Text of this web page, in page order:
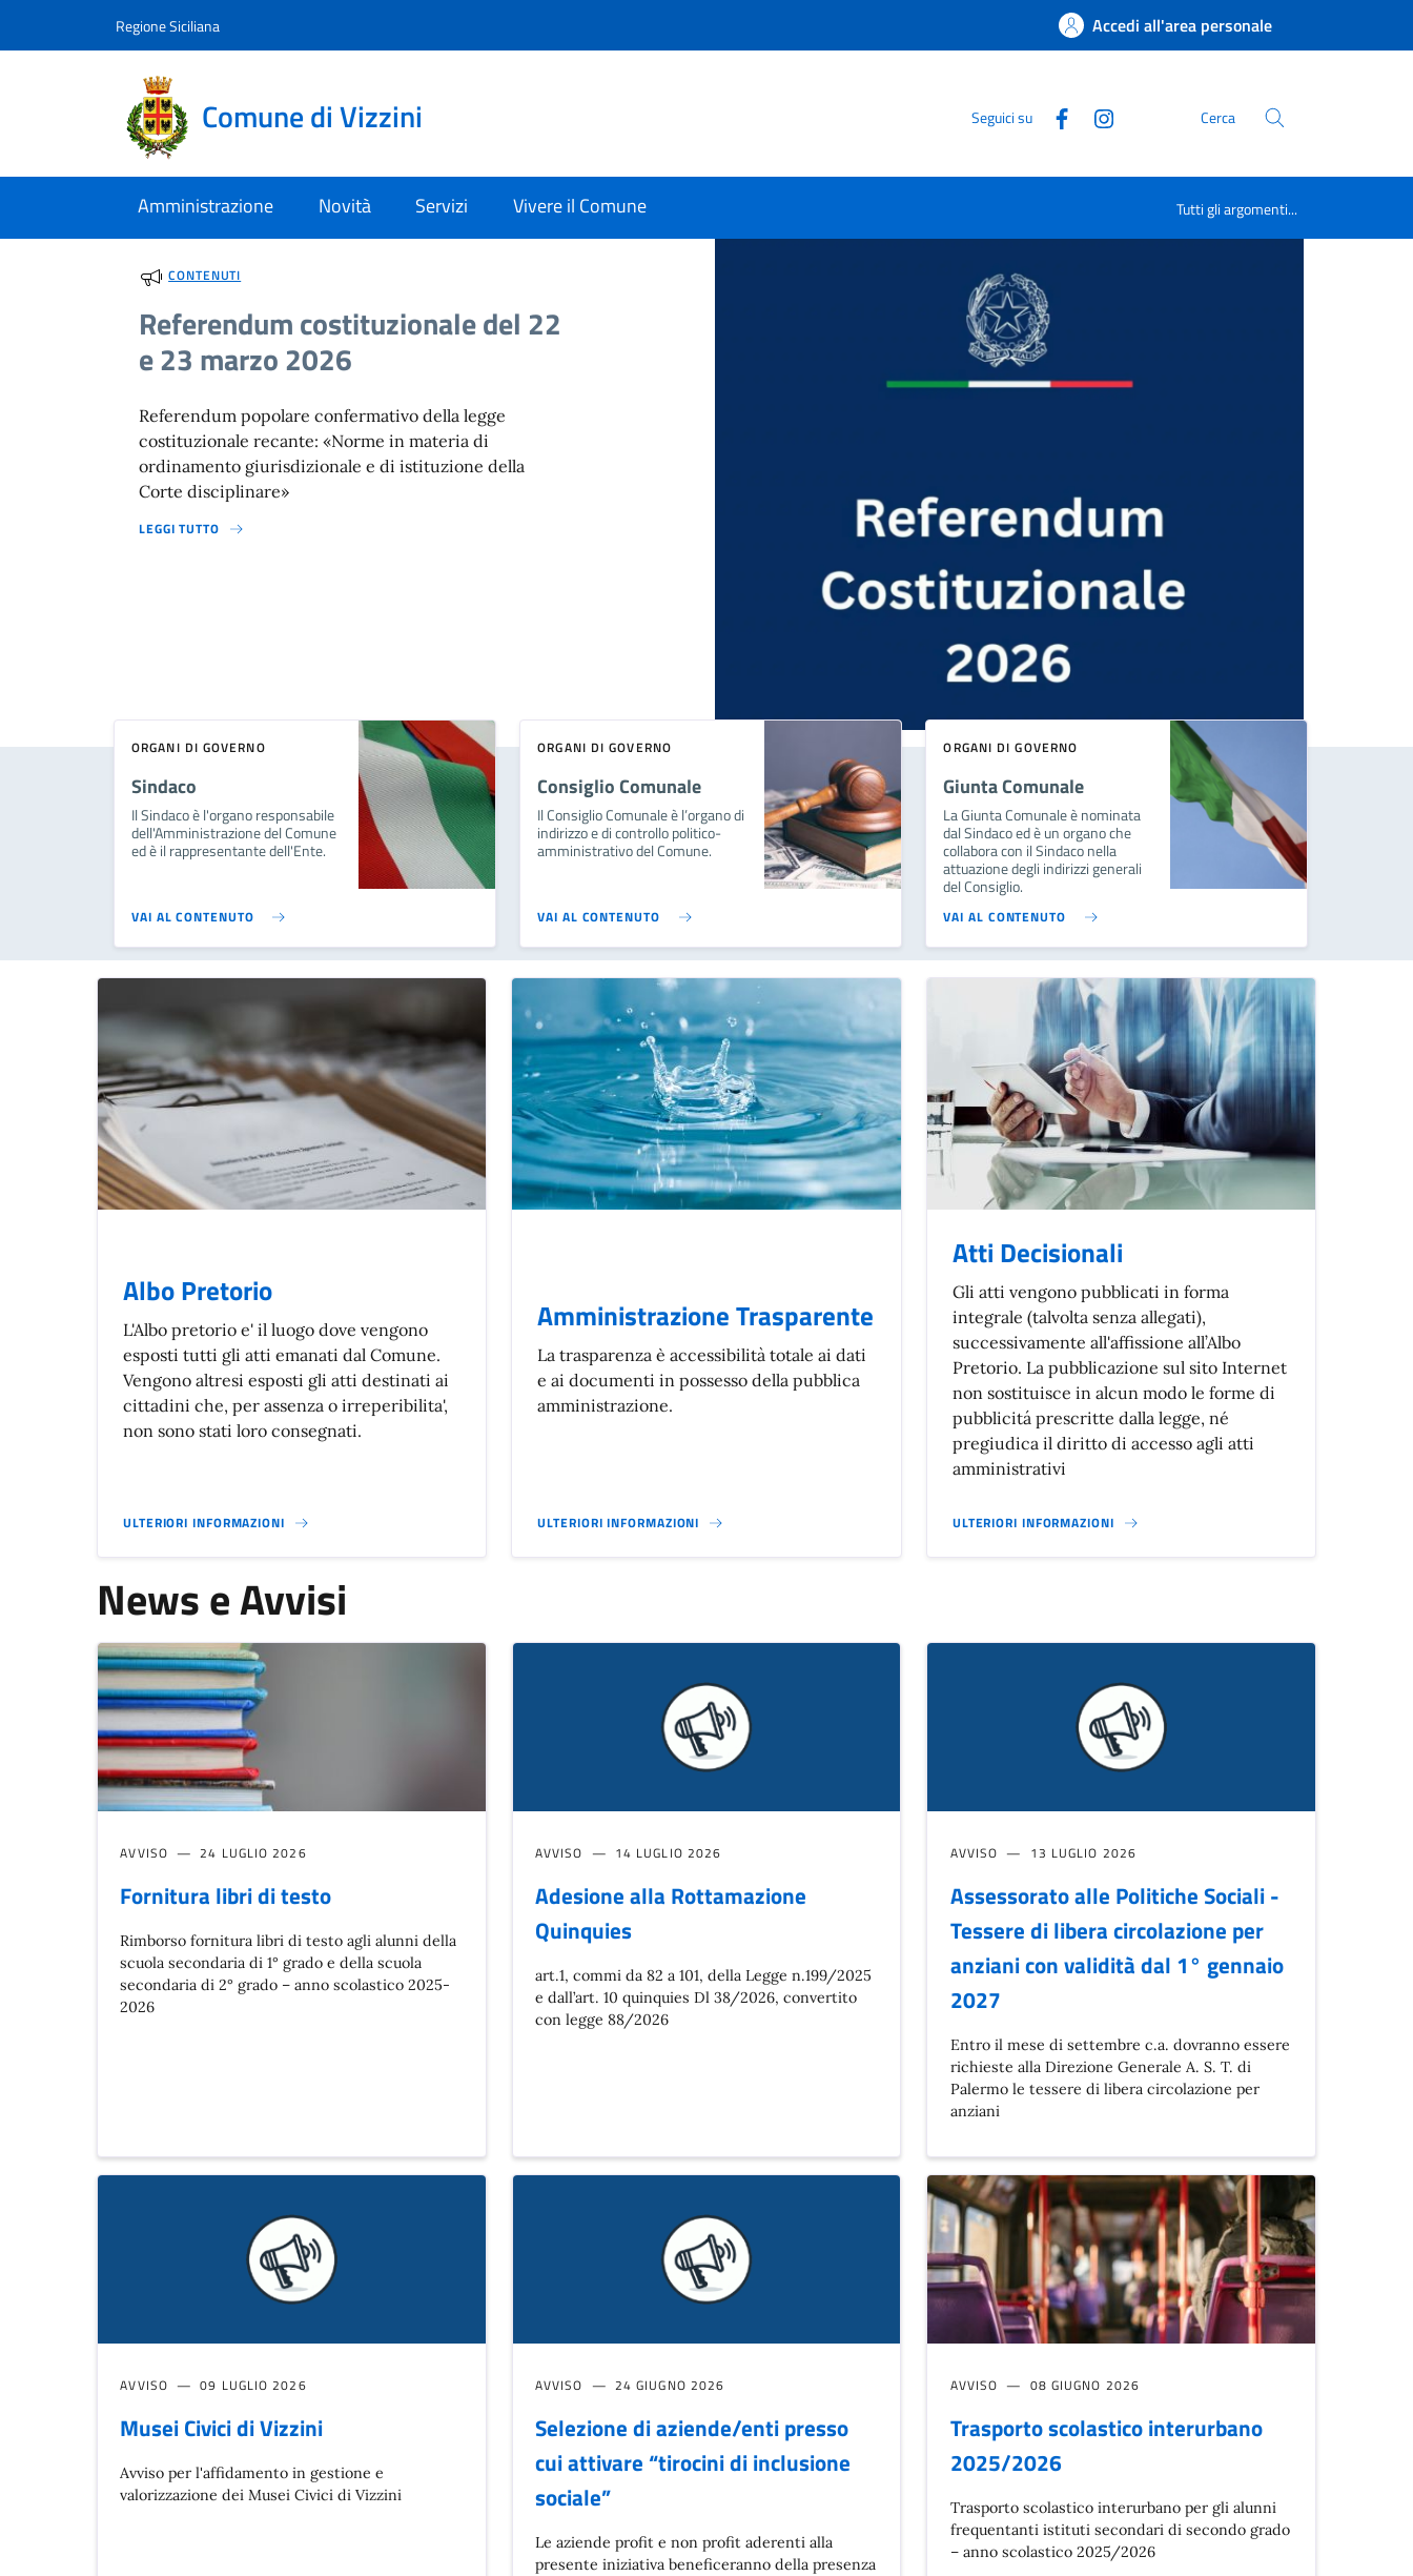
Regione Siciliana Accedi all'area personale
Comune di Vizzini Seguici su Cerca
Amministrazione Novità Servizi Vivere il Comune Tutti gli argomenti...
CONTENUTI
Referendum costituzionale del 22
e 23 marzo 2026
Referendum popolare confermativo della legge
costituzionale recante: «Norme in materia di
ordinamento giurisdizionale e di istituzione della
Corte disciplinare»
LEGGI TUTTO
ORGANI DI GOVERNO
Sindaco
Il Sindaco è l'organo responsabile
dell'Amministrazione del Comune
ed è il rappresentante dell'Ente.
VAI AL CONTENUTO
ORGANI DI GOVERNO
Consiglio Comunale
Il Consiglio Comunale è l’organo di
indirizzo e di controllo politico-
amministrativo del Comune.
VAI AL CONTENUTO
ORGANI DI GOVERNO
Giunta Comunale
La Giunta Comunale è nominata
dal Sindaco ed è un organo che
collabora con il Sindaco nella
attuazione degli indirizzi generali
del Consiglio.
VAI AL CONTENUTO
Albo Pretorio
L'Albo pretorio e' il luogo dove vengono
esposti tutti gli atti emanati dal Comune.
Vengono altresi esposti gli atti destinati ai
cittadini che, per assenza o irreperibilita',
non sono stati loro consegnati.
ULTERIORI INFORMAZIONI
Amministrazione Trasparente
La trasparenza è accessibilità totale ai dati
e ai documenti in possesso della pubblica
amministrazione.
ULTERIORI INFORMAZIONI
Atti Decisionali
Gli atti vengono pubblicati in forma
integrale (talvolta senza allegati),
successivamente all'affissione all’Albo
Pretorio. La pubblicazione sul sito Internet
non sostituisce in alcun modo le forme di
pubblicitá prescritte dalla legge, né
pregiudica il diritto di accesso agli atti
amministrativi
ULTERIORI INFORMAZIONI
News e Avvisi
AVVISO 24 LUGLIO 2026
Fornitura libri di testo
Rimborso fornitura libri di testo agli alunni della
scuola secondaria di 1° grado e della scuola
secondaria di 2° grado – anno scolastico 2025-
2026
AVVISO 14 LUGLIO 2026
Adesione alla Rottamazione
Quinquies
art.1, commi da 82 a 101, della Legge n.199/2025
e dall’art. 10 quinquies Dl 38/2026, convertito
con legge 88/2026
AVVISO 13 LUGLIO 2026
Assessorato alle Politiche Sociali -
Tessere di libera circolazione per
anziani con validità dal 1° gennaio
2027
Entro il mese di settembre c.a. dovranno essere
richieste alla Direzione Generale A. S. T. di
Palermo le tessere di libera circolazione per
anziani
AVVISO 09 LUGLIO 2026
Musei Civici di Vizzini
Avviso per l'affidamento in gestione e
valorizzazione dei Musei Civici di Vizzini
AVVISO 24 GIUGNO 2026
Selezione di aziende/enti presso
cui attivare “tirocini di inclusione
sociale”
Le aziende profit e non profit aderenti alla
presente iniziativa beneficeranno della presenza
AVVISO 08 GIUGNO 2026
Trasporto scolastico interurbano
2025/2026
Trasporto scolastico interurbano per gli alunni
frequentanti istituti secondari di secondo grado
– anno scolastico 2025/2026